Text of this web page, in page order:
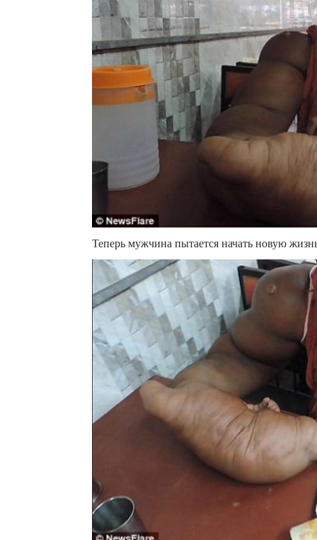
Теперь мужчина пытается начать новую